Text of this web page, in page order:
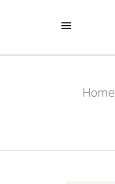
Home